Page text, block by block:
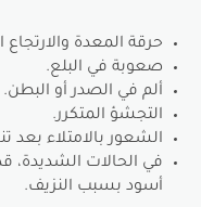
حرقة المعدة
صعوبة في البلع.
ألم في الصدر أو البطن.
التجشؤ المتكرر.
الشعور بالامتلاء بعد
في الحالات الشديدة،
أسود بسبب النزيف.